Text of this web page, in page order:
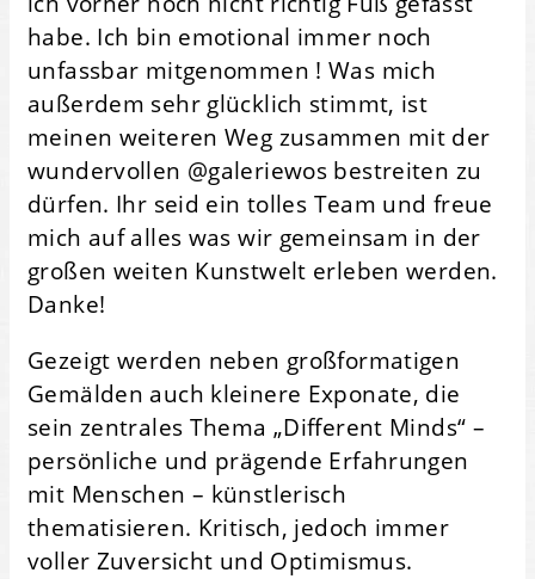
habe. Ich bin emotional immer noch
unfassbar mitgenommen ! Was mich
außerdem sehr glücklich stimmt, ist
meinen weiteren Weg zusammen mit der
wundervollen @galeriewos bestreiten zu
dürfen. Ihr seid ein tolles Team und freue
mich auf alles was wir gemeinsam in der
großen weiten Kunstwelt erleben werden.
Danke!
Gezeigt werden neben großformatigen
Gemälden auch kleinere Exponate, die
sein zentrales Thema „Different Minds“ –
persönliche und prägende Erfahrungen
mit Menschen – künstlerisch
thematisieren. Kritisch, jedoch immer
voller Zuversicht und Optimismus.